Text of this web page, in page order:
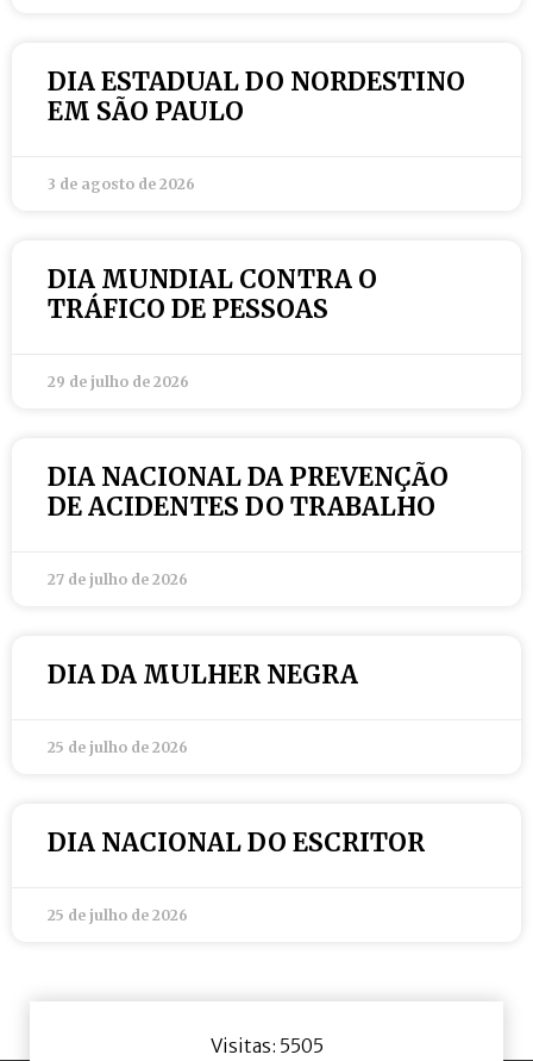
DIA ESTADUAL DO NORDESTINO
EM SÃO PAULO
3 de agosto de 2026
DIA MUNDIAL CONTRA O
TRÁFICO DE PESSOAS
29 de julho de 2026
DIA NACIONAL DA PREVENÇÃO
DE ACIDENTES DO TRABALHO
27 de julho de 2026
DIA DA MULHER NEGRA
25 de julho de 2026
DIA NACIONAL DO ESCRITOR
25 de julho de 2026
Visitas: 5505